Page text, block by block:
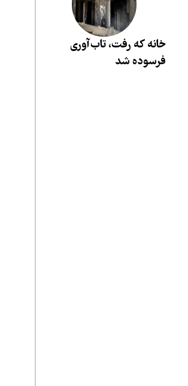
خانه که رفت، تاب‌آوری
فرسوده شد